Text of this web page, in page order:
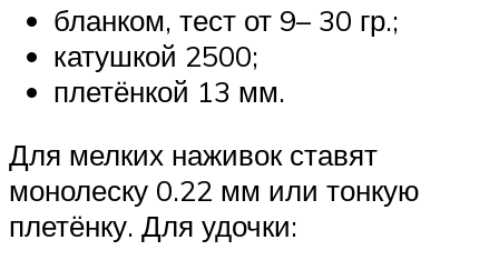
бланком, тест от 9– 30 гр.;
катушкой 2500;
плетёнкой 13 мм.
Для мелких наживок ставят
монолеску 0.22 мм или тонкую
плетёнку. Для удочки: